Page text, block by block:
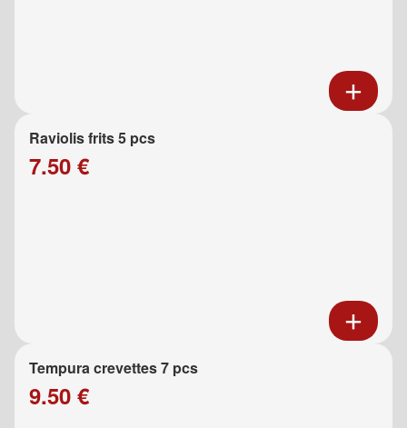
Raviolis frits 5 pcs
7.50 €
Tempura crevettes 7 pcs
9.50 €